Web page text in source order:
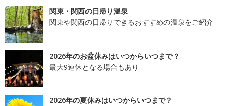
関東・関西の日帰り温泉
関東や関西の日帰りできるおすすめの温泉をご紹介
2026年のお盆休みはいつからいつまで？
最大9連休となる場合もあり
2026年の夏休みはいつからいつまで？